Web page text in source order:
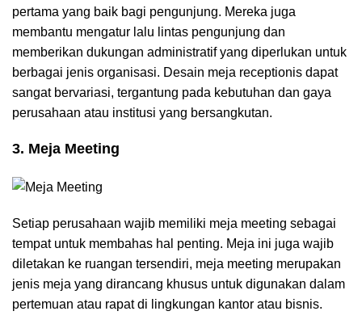
pertama yang baik bagi pengunjung. Mereka juga
membantu mengatur lalu lintas pengunjung dan
memberikan dukungan administratif yang diperlukan untuk
berbagai jenis organisasi. Desain meja receptionis dapat
sangat bervariasi, tergantung pada kebutuhan dan gaya
perusahaan atau institusi yang bersangkutan.
3. Meja Meeting
Setiap perusahaan wajib memiliki meja meeting sebagai
tempat untuk membahas hal penting. Meja ini juga wajib
diletakan ke ruangan tersendiri, meja meeting merupakan
jenis meja yang dirancang khusus untuk digunakan dalam
pertemuan atau rapat di lingkungan kantor atau bisnis.